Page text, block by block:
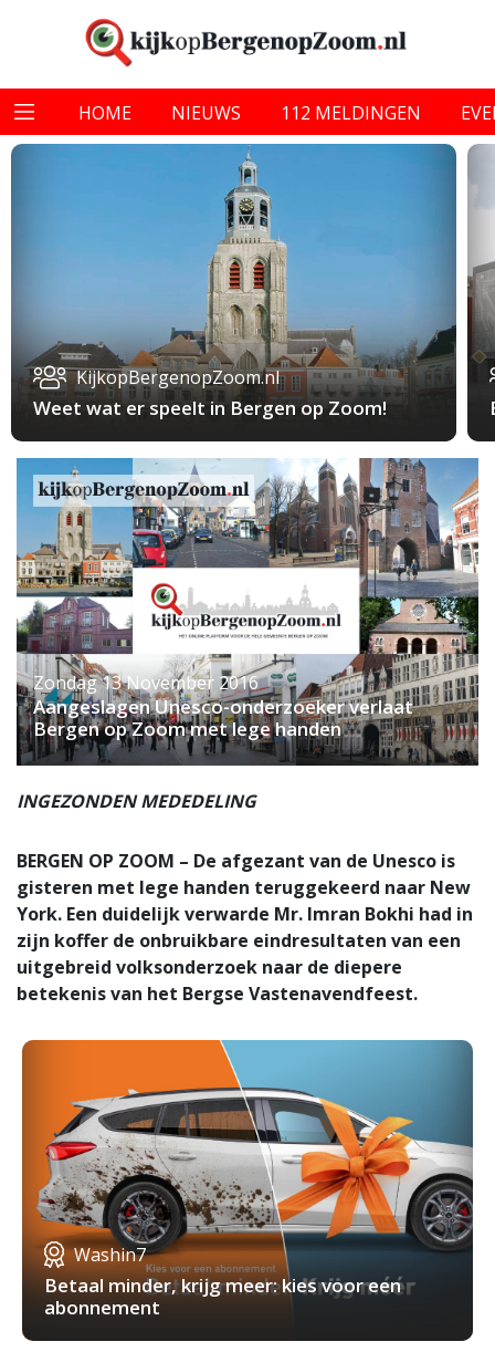
HOME NIEUWS 112 MELDINGEN
KijkopBergenopZoom.nl
Weet wat er speelt in Bergen op Zoom!
Zondag 13 November 2016
Aangeslagen Unesco-onderzoeker verlaat
Bergen op Zoom met lege handen
INGEZONDEN MEDEDELING
BERGEN OP ZOOM – De afgezant van de Unesco is
gisteren met lege handen teruggekeerd naar New
York. Een duidelijk verwarde Mr. Imran Bokhi had in
zijn koffer de onbruikbare eindresultaten van een
uitgebreid volksonderzoek naar de diepere
betekenis van het Bergse Vastenavendfeest.
Washin7
Betaal minder, krijg meer: kies voor een
abonnement